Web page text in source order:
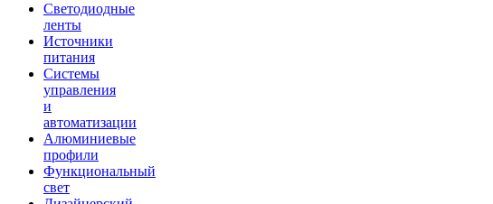
Светодиодные
ленты
Источники
питания
Системы
управления
и
автоматизации
Алюминиевые
профили
Функциональный
свет